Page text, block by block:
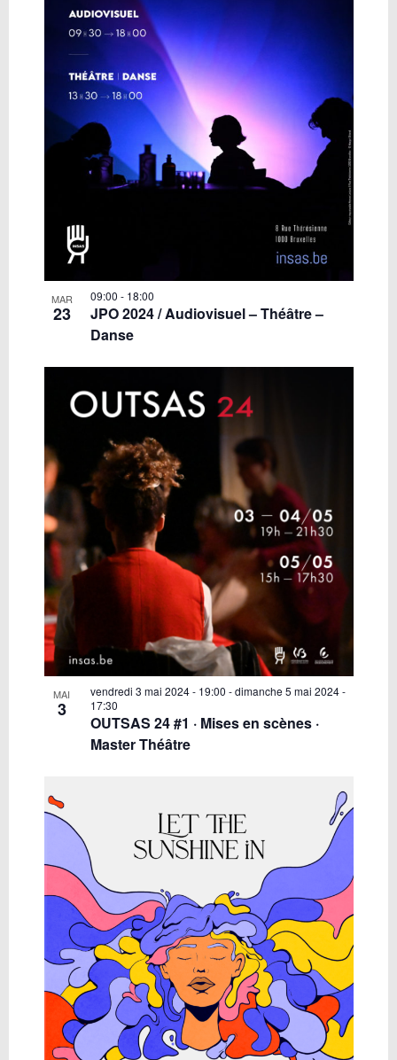
MAR
23
09:00 - 18:00
JPO 2024 / Audiovisuel – Théâtre –
Danse
MAI
3
vendredi 3 mai 2024 - 19:00 -dimanche 5 mai 2024 -
17:30
OUTSAS 24 #1 · Mises en scènes ·
Master Théâtre